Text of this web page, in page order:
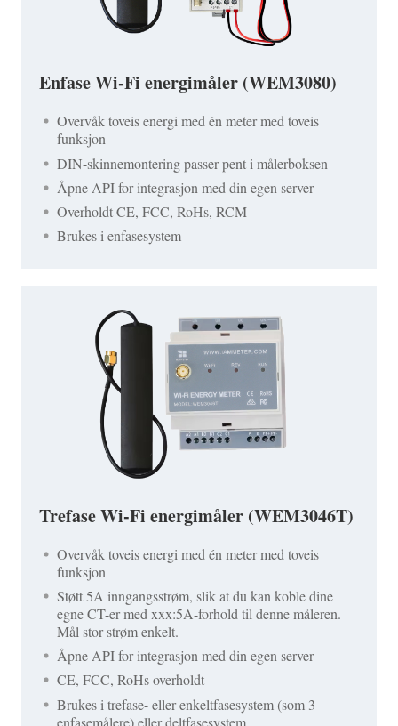
Enfase Wi-Fi energimåler (WEM3080)
Overvåk toveis energi med én meter med toveis
funksjon
DIN-skinnemontering passer pent i målerboksen
Åpne API for integrasjon med din egen server
Overholdt CE, FCC, RoHs, RCM
Brukes i enfasesystem
Trefase Wi-Fi energimåler (WEM3046T)
Overvåk toveis energi med én meter med toveis
funksjon
Støtt 5A inngangsstrøm, slik at du kan koble dine
egne CT-er med xxx:5A-forhold til denne måleren.
Mål stor strøm enkelt.
Åpne API for integrasjon med din egen server
CE, FCC, RoHs overholdt
Brukes i trefase- eller enkeltfasesystem (som 3
enfasemålere) eller deltfasesystem